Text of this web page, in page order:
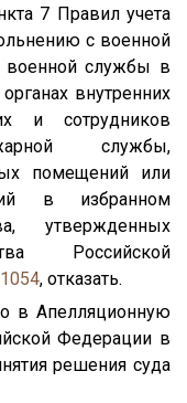
7 Правил учета
с военной
военной службы в
внутренних
и сотрудников
службы,
помещений или
в избранном
утвержденных
Российской
, отказать.
в Апелляционную
Федерации в
решения суда